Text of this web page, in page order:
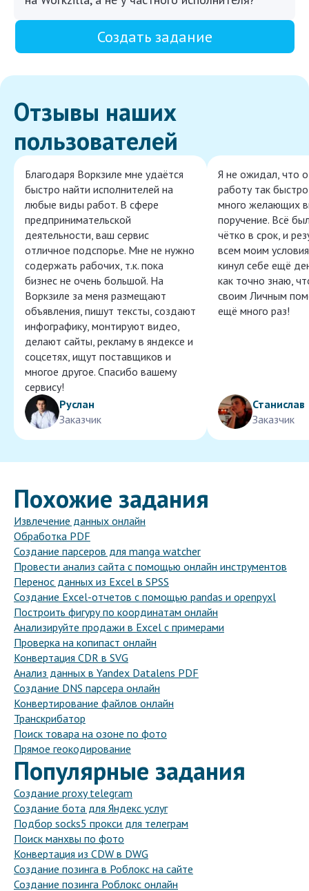
Создать задание
Отзывы наших
пользователей
Благодаря Воркзиле мне удаётся
быстро найти исполнителей на
любые виды работ. В сфере
предпринимательской
деятельности, ваш сервис
отличное подспорье. Мне не нужно
содержать рабочих, т.к. пока
бизнес не очень большой. На
Воркзиле за меня размещают
объявления, пишут тексты, создают
инфографику, монтируют видео,
делают сайты, рекламу в яндексе и
соцсетях, ищут поставщиков и
многое другое. Спасибо вашему
сервису!
Руслан
Заказчик
Я не ожидал, что
работу так
много желающих
поручение. Всё
чётко в срок, и
всем моим
кинул себе ещё
как точно знаю,
своим Личным
ещё много раз!
Станислав
Заказчик
Похожие задания
Извлечение данных онлайн
Обработка PDF
Создание парсеров для manga watcher
Провести анализ сайта с помощью онлайн инструментов
Перенос данных из Excel в SPSS
Создание Excel-отчетов с помощью pandas и openpyxl
Построить фигуру по координатам онлайн
Анализируйте продажи в Excel с примерами
Проверка на копипаст онлайн
Конвертация CDR в SVG
Анализ данных в Yandex Datalens PDF
Создание DNS парсера онлайн
Конвертирование файлов онлайн
Транскрибатор
Поиск товара на озоне по фото
Прямое геокодирование
Популярные задания
Создание proxy telegram
Создание бота для Яндекс услуг
Подбор socks5 прокси для телеграм
Поиск манхвы по фото
Конвертация из CDW в DWG
Создание позинга в Роблокс на сайте
Создание позинга Роблокс онлайн